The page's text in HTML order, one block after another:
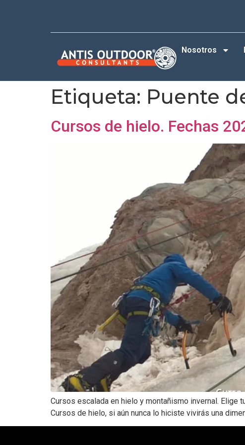
Nosotros
Etiqueta: Puente
Cursos de hielo. Fechas
Cursos escalada en hielo y montañismo invernal. Elige
Cursos de hielo, si aún nunca lo hiciste vivirás una